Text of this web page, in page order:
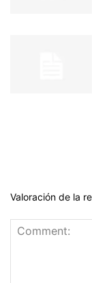
Valoración de la